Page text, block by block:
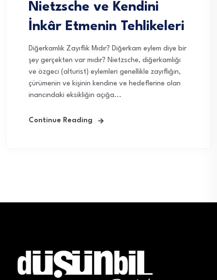
Nietzsche ve Kendini
İnkâr Etmenin Tehlikeleri
Diğerkamlık Zayıflık Mıdır? Diğerkam eylem diye bir
şey gerçekten var mıdır? Nietzsche, diğerkamlığı
ve özgeci (alturist) eylemleri genellikle zayıflığın,
çürümenin ve kişinin kendine ve hedeflerine olan
inancındaki eksikliğin açığa...
Continue Reading